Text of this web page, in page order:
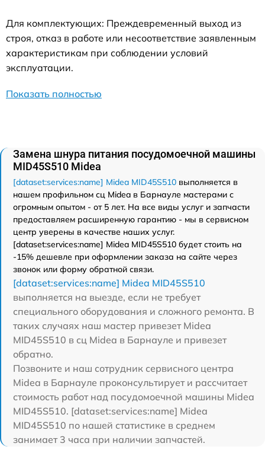
Для комплектующих: Преждевременный выход из
строя, отказ в работе или несоответствие заявленным
характеристикам при соблюдении условий
эксплуатации.
Показать полностью
Замена шнура питания посудомоечной машины
MID45S510 Midea
[dataset:services:name] Midea MID45S510 выполняется в
нашем профильном сц Midea в Барнауле мастерами с
огромным опытом - от 5 лет. На все виды услуг и запчасти
предоставляем расширенную гарантию - мы в сервисном
центр уверены в качестве наших услуг.
[dataset:services:name] Midea MID45S510 будет стоить на
-15% дешевле при оформлении заказа на сайте через
звонок или форму обратной связи.
[dataset:services:name] Midea MID45S510
выполняется на выезде, если не требует
специального оборудования и сложного ремонта. В
таких случаях наш мастер привезет Midea
MID45S510 в сц Midea в Барнауле и привезет
обратно.
Позвоните и наш сотрудник сервисного центра
Midea в Барнауле проконсультирует и рассчитает
стоимость работ над посудомоечной машины Midea
MID45S510. [dataset:services:name] Midea
MID45S510 по нашей статистике в среднем
занимает 3 часа при наличии запчастей.